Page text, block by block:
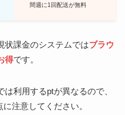
間週に1回配送が無料
状課金のシステムではブラウ
得です。
利用するptが異なるので、
注意してください。